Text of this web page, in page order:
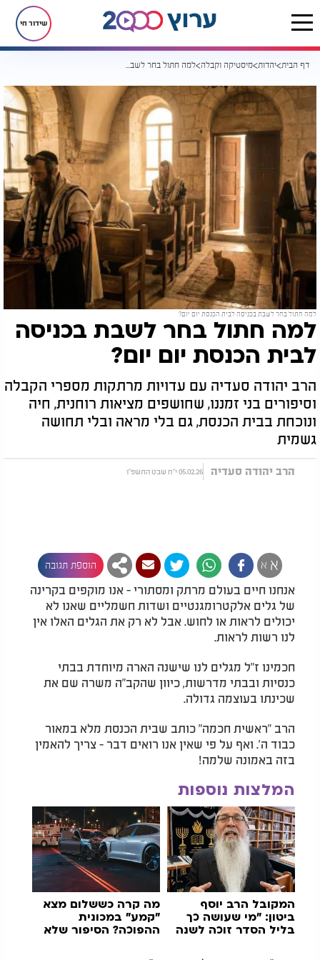
שידור חי
דף הבית יהדות מיסטיקה וקבלה למה חתול בחר לשבת בכניסה לבית הכנסת יום יום?
למה חתול בחר לשבת בכניסה לבית הכנסת יום יום?
למה חתול בחר לשבת בכניסה
לבית הכנסת יום יום?
הרב יהודה סעדיה עם עדויות מרתקות מספרי הקבלה
וסיפורים בני זמננו, שחושפים מציאות רוחנית, חיה
ונוכחת בבית הכנסת, גם בלי מראה ובלי תחושה
גשמית
הרב יהודה סעדיה 05.02.26 י"ח שבט התשפ"ו
א א הוספת תגובה
אנחנו חיים בעולם מרתק ומסתורי - אנו מוקפים בקרינה
של גלים אלקטרומגנטיים ושדות חשמליים שאנו לא
יכולים לראות או לחוש. אבל לא רק את הגלים האלו אין
לנו רשות לראות.
חכמינו ז"ל מגלים לנו שישנה הארה מיוחדת בבתי
כנסיות ובבתי מדרשות, כיוון שהקב"ה משרה שם את
שכינתו בעוצמה גדולה.
הרב "ראשית חכמה" כותב שבית הכנסת מלא במאור
כבוד ה'. ואף על פי שאין אנו רואים דבר - צריך להאמין
בזה באמונה שלמה!
המלצות נוספות
המקובל הרב יוסף
ביטון: "מי שעושה כך
בליל הסדר זוכה לשנה
מה קרה כששלום מצא
"קמע" במכונית
ההפוכה? הסיפור שלא